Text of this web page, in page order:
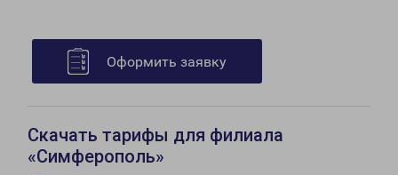
Оформить заявку
Скачать тарифы для филиала
«Симферополь»